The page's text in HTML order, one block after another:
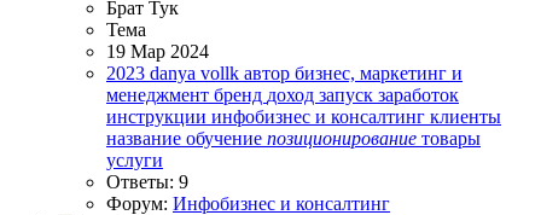
Брат Тук
Тема
19 Мар 2024
2023 danya vollk автор бизнес, маркетинг и
менеджмент бренд доход запуск заработок
инструкции инфобизнес и консалтинг клиенты
название обучение позиционирование товары
услуги
Ответы: 9
Форум: Инфобизнес и консалтинг